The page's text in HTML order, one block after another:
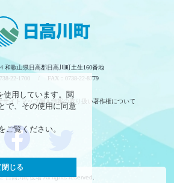
使用しています。閲
で、その使用に同意
ご覧ください。
閉じる
和歌山県日高郡日高川町土生160番地
22-1700 / FAX：0738-22-8779
サイトマップ個人情報の取り扱い著作権について
日高川町役場 All rights reserved.